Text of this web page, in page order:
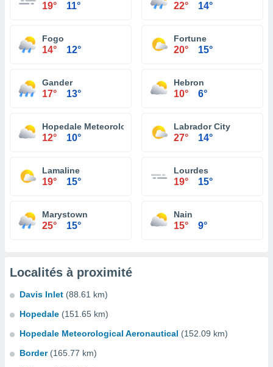
19° 11° 22° 14°
Fogo
14° 12°
Fortune
20° 15°
Gander
17° 13°
Hebron
10° 6°
Hopedale Meteorological Aeronautical
12° 10°
Labrador City
27° 14°
Lamaline
19° 15°
Lourdes
19° 15°
Marystown
25° 15°
Nain
15° 9°
Localités à proximité
Davis Inlet (88.61 km)
Hopedale (151.65 km)
Hopedale Meteorological Aeronautical (152.09 km)
Border (165.77 km)